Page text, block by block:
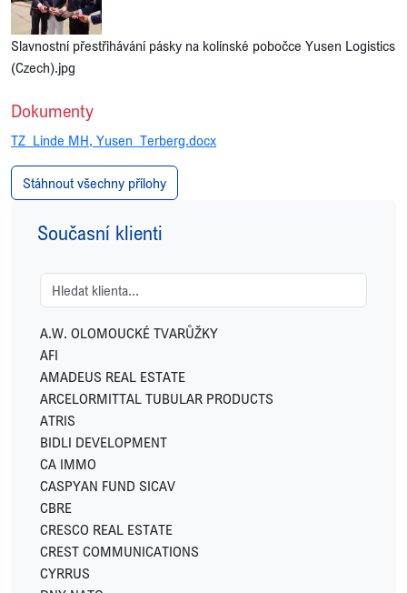
Slavnostní přestřihávání pásky na kolínské pobočce Yusen Logistics
(Czech).jpg
Dokumenty
TZ_Linde MH, Yusen_Terberg.docx
Stáhnout všechny přílohy
Současní klienti
A.W. OLOMOUCKÉ TVARŮŽKY
AFI
AMADEUS REAL ESTATE
ARCELORMITTAL TUBULAR PRODUCTS
ATRIS
BIDLI DEVELOPMENT
CA IMMO
CASPYAN FUND SICAV
CBRE
CRESCO REAL ESTATE
CREST COMMUNICATIONS
CYRRUS